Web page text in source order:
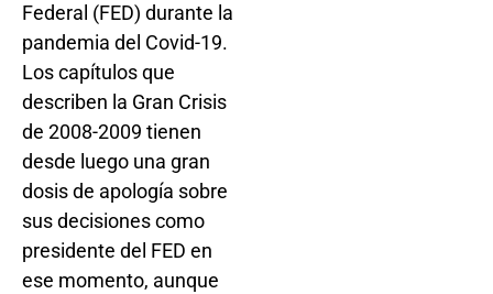
Federal (FED) durante la
pandemia del Covid-19.
Los capítulos que
describen la Gran Crisis
de 2008-2009 tienen
desde luego una gran
dosis de apología sobre
sus decisiones como
presidente del FED en
ese momento, aunque